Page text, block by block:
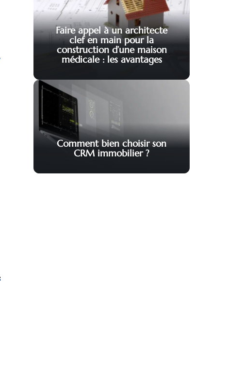
Faire appel à un architecte
clef en main pour la
construction d’une maison
médicale : les avantages
Comment bien choisir son
CRM immobilier ?